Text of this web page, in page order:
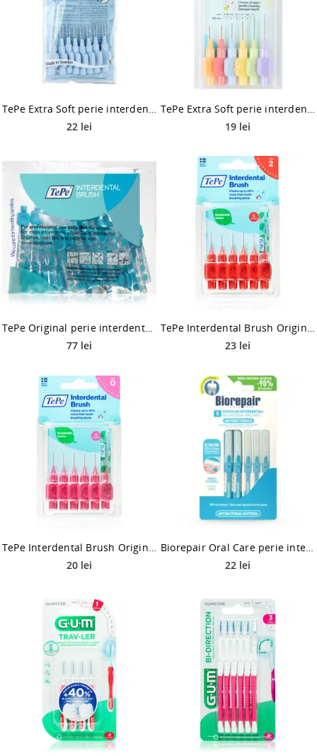
22 lei
19 lei
TePe Original perie interdentara 0,6 mm 25 buc
77 lei
TePe Interdental Brush Original perie interdentara 0,5 mm 6 buc
23 lei
TePe Interdental Brush Original perie interdentara 0,4 mm 6 buc
20 lei
Biorepair Oral Care perie interdentara 0,60 mm 5 buc
22 lei